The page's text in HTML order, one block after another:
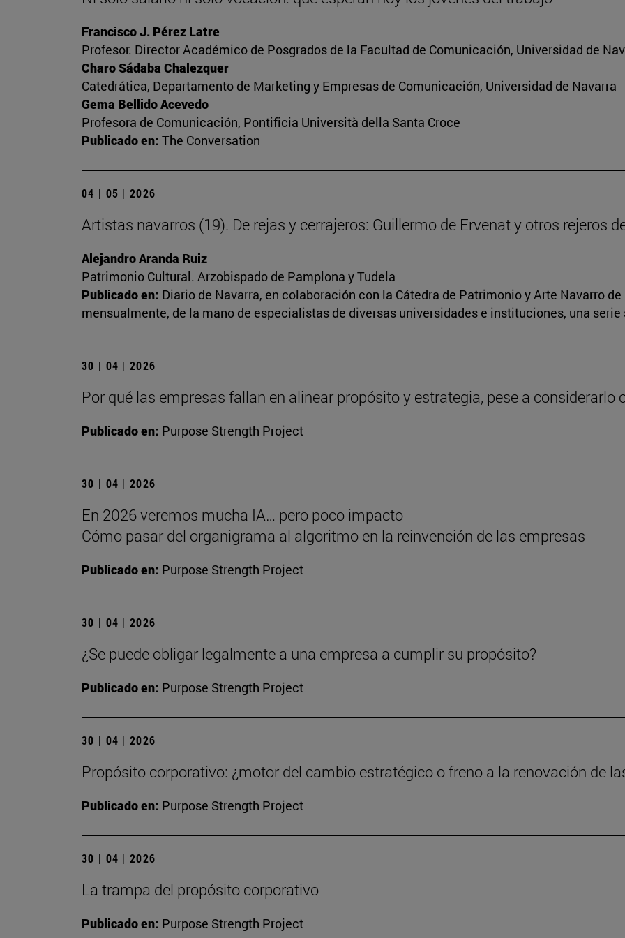
Francisco J. Pérez Latre
Profesor. Director Académico de Posgrados de la Facultad de Comunicación, Universidad de
Charo Sádaba Chalezquer
Catedrática, Departamento de Marketing y Empresas de Comunicación, Universidad de Navarra
Gema Bellido Acevedo
Profesora de Comunicación, Pontificia Università della Santa Croce
Publicado en: The Conversation
04 | 05 | 2026
Artistas navarros (19). De rejas y cerrajeros: Guillermo de Ervenat y otros rejeros
Alejandro Aranda Ruiz
Patrimonio Cultural. Arzobispado de Pamplona y Tudela
Publicado en: Diario de Navarra, en colaboración con la Cátedra de Patrimonio y Arte Navarro
mensualmente, de la mano de especialistas de diversas universidades e instituciones, una
30 | 04 | 2026
Por qué las empresas fallan en alinear propósito y estrategia, pese a considerarlo
Publicado en: Purpose Strength Project
30 | 04 | 2026
En 2026 veremos mucha IA… pero poco impacto
Cómo pasar del organigrama al algoritmo en la reinvención de las empresas
Publicado en: Purpose Strength Project
30 | 04 | 2026
¿Se puede obligar legalmente a una empresa a cumplir su propósito?
Publicado en: Purpose Strength Project
30 | 04 | 2026
Propósito corporativo: ¿motor del cambio estratégico o freno a la renovación de
Publicado en: Purpose Strength Project
30 | 04 | 2026
La trampa del propósito corporativo
Publicado en: Purpose Strength Project